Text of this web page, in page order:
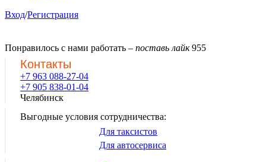
Вход/Регистрация
Понравилось с нами работать – поставь лайк 955
Контакты
+7 963 088-27-04
+7 905 838-01-04
Челябинск
Выгодные условия сотрудничества:
Для таксистов
Для автосервиса